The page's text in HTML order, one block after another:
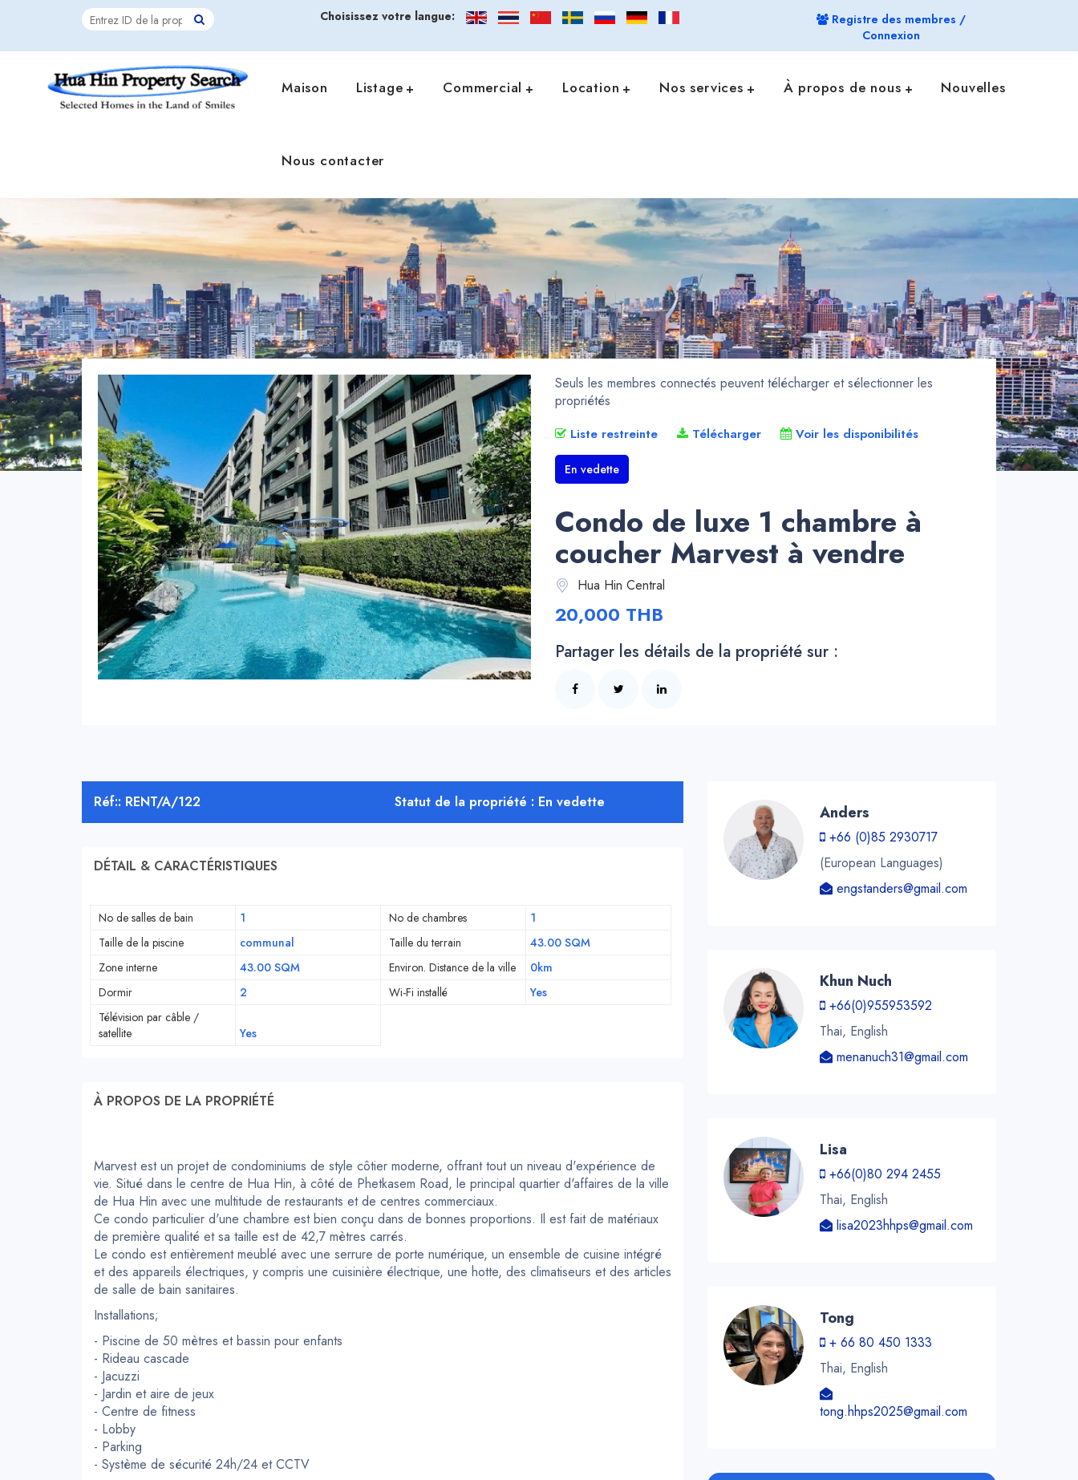
Choisissez votre langue:
Registre des membres /
Connexion
Maison Listage Commercial Location Nos services À propos de nous Nouvelles
Nous contacter
Seuls les membres connectés peuvent télécharger et sélectionner les
propriétés
Liste restreinte Télécharger Voir les disponibilités
En vedette
Condo de luxe 1 chambre à
coucher Marvest à vendre
Hua Hin Central
20,000 THB
Partager les détails de la propriété sur :
Réf:: RENT/A/122 Statut de la propriété : En vedette
DÉTAIL & CARACTÉRISTIQUES
No de salles de bain 1 No de chambres
1
Taille de la piscine
communal Taille du terrain
43.00 SQM
Zone interne
43.00 SQM Environ. Distance de la ville
0km
Dormir
2 Wi-Fi installé
Yes
Télévision par câble /
satellite
Yes
À PROPOS DE LA PROPRIÉTÉ
Marvest est un projet de condominiums de style côtier moderne, offrant tout un niveau d'expérience de
vie. Situé dans le centre de Hua Hin, à côté de Phetkasem Road, le principal quartier d'affaires de la ville
de Hua Hin avec une multitude de restaurants et de centres commerciaux.
Ce condo particulier d'une chambre est bien conçu dans de bonnes proportions. Il est fait de matériaux
de première qualité et sa taille est de 42,7 mètres carrés.
Le condo est entièrement meublé avec une serrure de porte numérique, un ensemble de cuisine intégré
et des appareils électriques, y compris une cuisinière électrique, une hotte, des climatiseurs et des articles
de salle de bain sanitaires.
Installations;
- Piscine de 50 mètres et bassin pour enfants
- Rideau cascade
- Jacuzzi
- Jardin et aire de jeux
- Centre de fitness
- Lobby
- Parking
- Système de sécurité 24h/24 et CCTV
Anders
+66 (0)85 2930717
(European Languages)
engstanders@gmail.com
Khun Nuch
+66(0)955953592
Thai, English
menanuch31@gmail.com
Lisa
+66(0)80 294 2455
Thai, English
lisa2023hhps@gmail.com
Tong
+ 66 80 450 1333
Thai, English
tong.hhps2025@gmail.com